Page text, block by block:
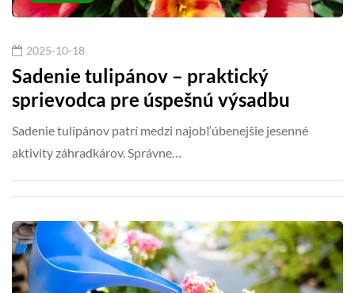
2025-10-18
Sadenie tulipánov – praktický
sprievodca pre úspešnú výsadbu
Sadenie tulipánov patrí medzi najobľúbenejšie jesenné
aktivity záhradkárov. Správne…